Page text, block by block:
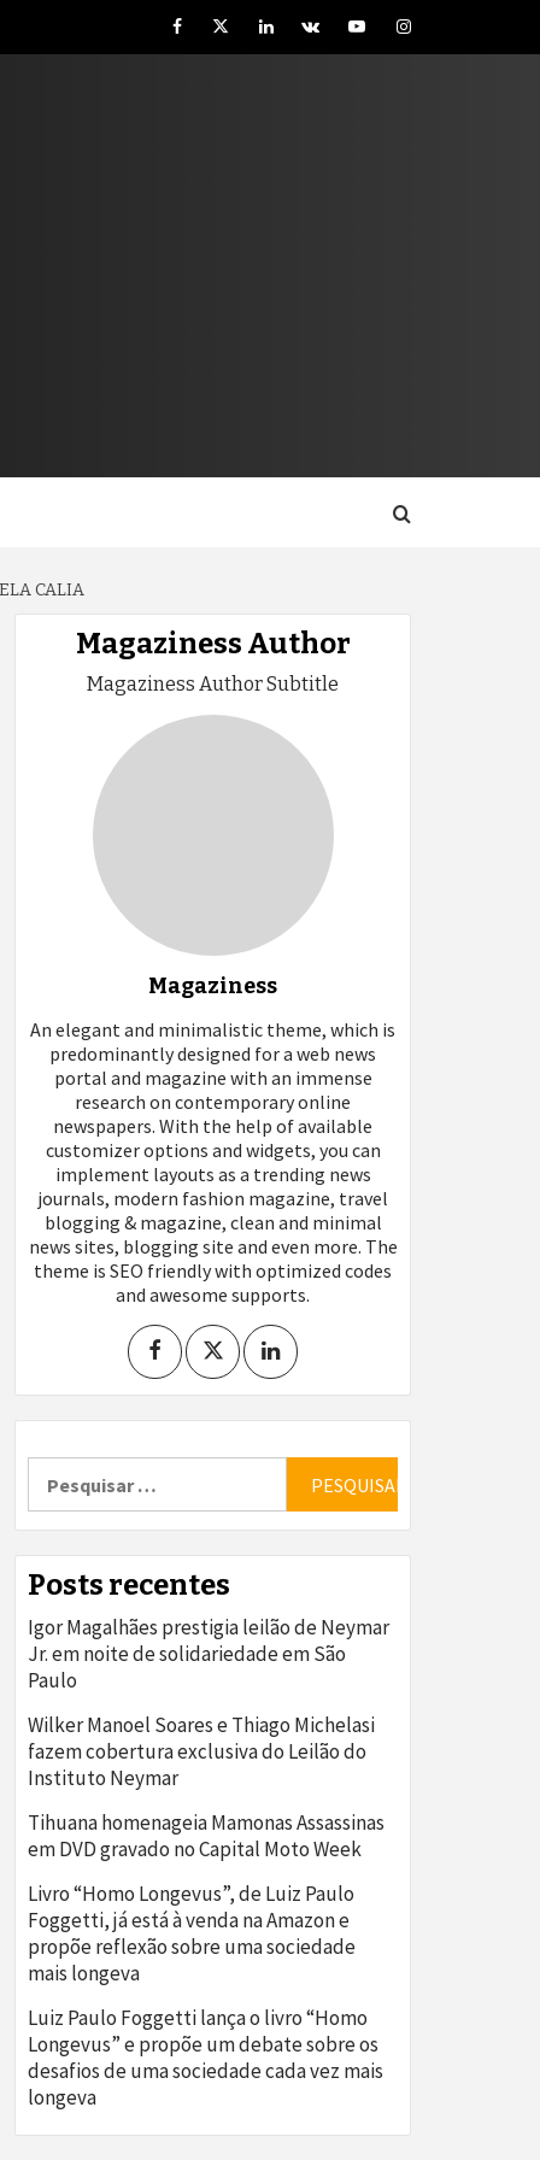
FacebookTwitterLinkedIn
VK YouTubeInstagram
NA
CALIA
Magaziness Author
Magaziness Author Subtitle
Magaziness
An elegant and minimalistic theme, which is
predominantly designed for a web news
portal and magazine with an immense
research on contemporary online
newspapers. With the help of available
customizer options and widgets, you can
implement layouts as a trending news
journals, modern fashion magazine, travel
blogging & magazine, clean and minimal
news sites, blogging site and even more. The
theme is SEO friendly with optimized codes
and awesome supports.
por:
Posts recentes
Igor Magalhães prestigia leilão de Neymar
Jr. em noite de solidariedade em São
Paulo
Wilker Manoel Soares e Thiago Michelasi
fazem cobertura exclusiva do Leilão do
Instituto Neymar
Tihuana homenageia Mamonas Assassinas
em DVD gravado no Capital Moto Week
Livro “Homo Longevus”, de Luiz Paulo
Foggetti, já está à venda na Amazon e
propõe reflexão sobre uma sociedade
mais longeva
Luiz Paulo Foggetti lança o livro “Homo
Longevus” e propõe um debate sobre os
desafios de uma sociedade cada vez mais
longeva